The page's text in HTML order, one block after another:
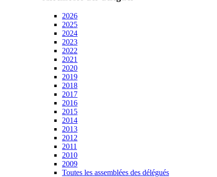
2026
2025
2024
2023
2022
2021
2020
2019
2018
2017
2016
2015
2014
2013
2012
2011
2010
2009
Toutes les assemblées des délégués